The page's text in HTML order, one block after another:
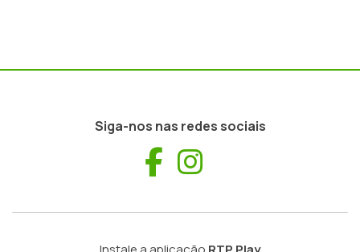
Siga-nos nas redes sociais
Facebook